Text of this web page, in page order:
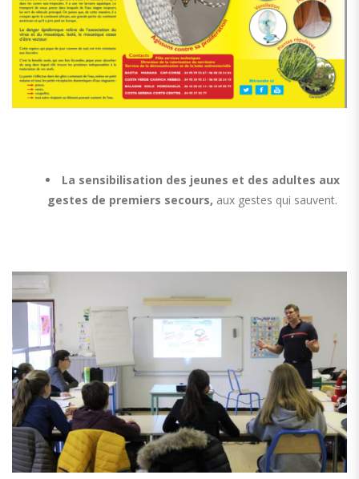
La sensibilisation des jeunes et des adultes aux
gestes de premiers secours, aux gestes qui sauvent.